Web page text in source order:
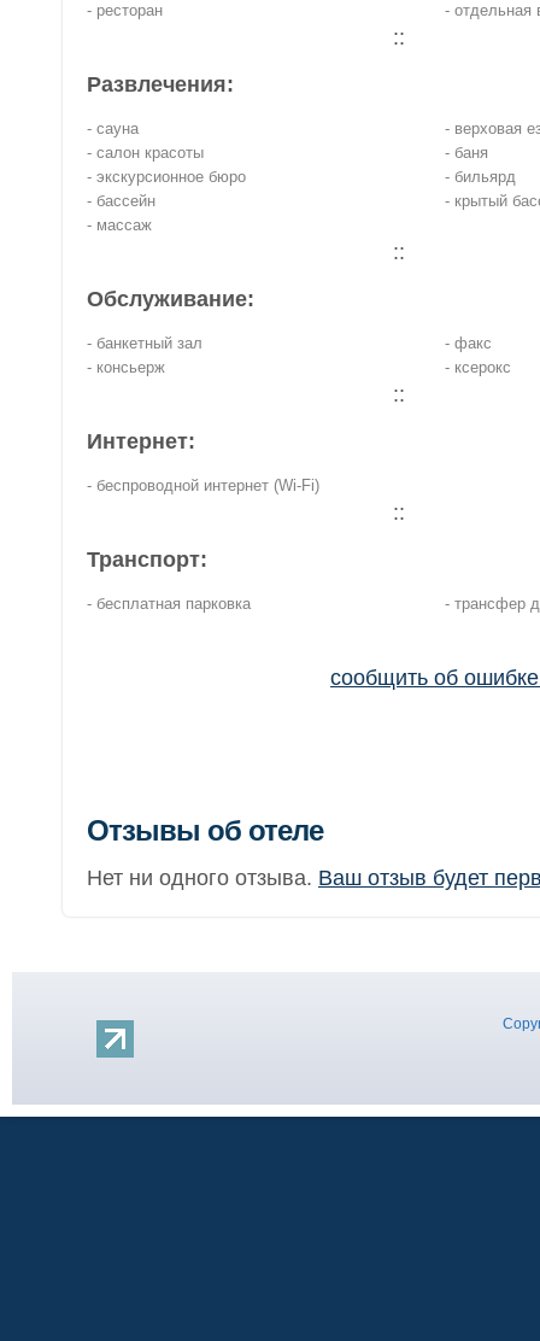
- ресторан
- отдельная
::
Развлечения:
- сауна
- салон красоты
- экскурсионное бюро
- бассейн
- массаж
- верховая
- баня
- бильярд
- крытый
::
Обслуживание:
- банкетный зал
- консьерж
- факс
- ксерокс
::
Интернет:
- беспроводной интернет (Wi-Fi)
::
Транспорт:
- бесплатная парковка - трансфер
сообщить об
Отзывы об отеле
Нет ни одного отзыва. Ваш отзыв будет